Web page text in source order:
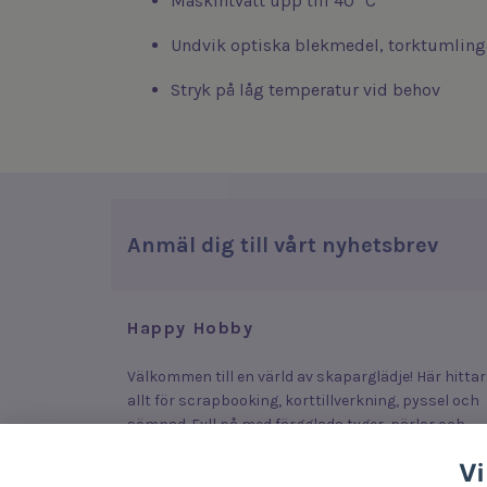
Undvik optiska blekmedel,
Stryk på låg temperatur vid behov
Anmäl dig till vårt nyhetsbrev
Happy Hobby
Välkommen till en värld av skaparglädje! Här hittar
allt för scrapbooking, korttillverkning, pyssel och
sömnad. Fyll på med färgglada tyger, pärlor och
eller upptäck roliga och enkla produkter som